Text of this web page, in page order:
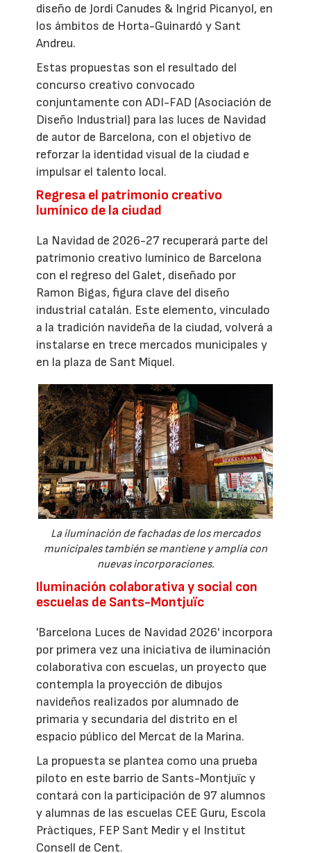
diseño de Jordi Canudes & Ingrid Picanyol, en
los ámbitos de Horta-Guinardó y Sant
Andreu.
Estas propuestas son el resultado del
concurso creativo convocado
conjuntamente con ADI-FAD (Asociación de
Diseño Industrial) para las luces de Navidad
de autor de Barcelona, con el objetivo de
reforzar la identidad visual de la ciudad e
impulsar el talento local.
Regresa el patrimonio creativo
lumínico de la ciudad
La Navidad de 2026-27 recuperará parte del
patrimonio creativo lumínico de Barcelona
con el regreso del Galet, diseñado por
Ramon Bigas, figura clave del diseño
industrial catalán. Este elemento, vinculado
a la tradición navideña de la ciudad, volverá a
instalarse en trece mercados municipales y
en la plaza de Sant Miquel.
La iluminación de fachadas de los mercados
municipales también se mantiene y amplía con
nuevas incorporaciones.
Iluminación colaborativa y social con
escuelas de Sants-Montjuïc
'Barcelona Luces de Navidad 2026' incorpora
por primera vez una iniciativa de iluminación
colaborativa con escuelas, un proyecto que
contempla la proyección de dibujos
navideños realizados por alumnado de
primaria y secundaria del distrito en el
espacio público del Mercat de la Marina.
La propuesta se plantea como una prueba
piloto en este barrio de Sants-Montjuïc y
contará con la participación de 97 alumnos
y alumnas de las escuelas CEE Guru, Escola
Pràctiques, FEP Sant Medir y el Institut
Consell de Cent.